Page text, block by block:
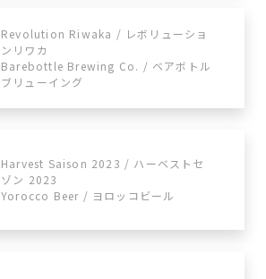
Revolution Riwaka / レボリューショ
ンリワカ
Barebottle Brewing Co. / ベアボトル
ブリューイング
Harvest Saison 2023 / ハーベストセ
ゾン 2023
Yorocco Beer / ヨロッコビール